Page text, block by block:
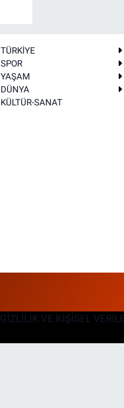
TÜRKİYE
SPOR
YAŞAM
DÜNYA
KÜLTÜR-SANAT
GİZLİLİK VE KİŞİSEL